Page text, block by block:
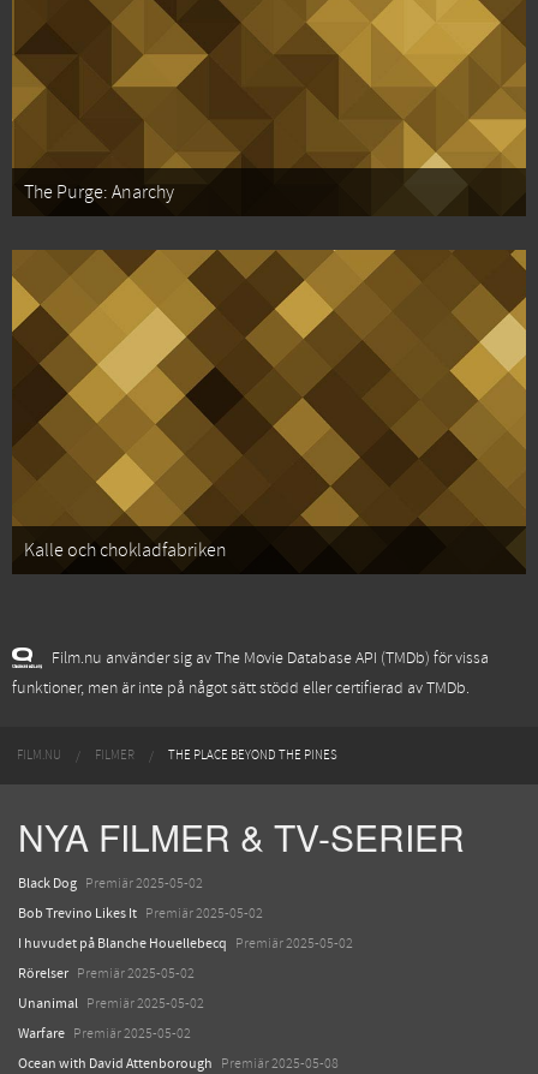
The Purge: Anarchy
Kalle och chokladfabriken
Film.nu använder sig av The Movie Database API (TMDb) för vissa
funktioner, men är inte på något sätt stödd eller certifierad av TMDb.
FILM.NU FILMER THE PLACE BEYOND THE PINES
NYA FILMER & TV-SERIER
Black Dog Premiär 2025-05-02
Bob Trevino Likes It Premiär 2025-05-02
I huvudet på Blanche Houellebecq Premiär 2025-05-02
Rörelser Premiär 2025-05-02
Unanimal Premiär 2025-05-02
Warfare Premiär 2025-05-02
Ocean with David Attenborough Premiär 2025-05-08